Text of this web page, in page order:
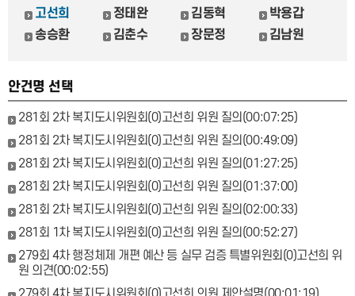
고선희
정태완 김동혁
박용갑
송승환
김춘수 장문정 김남원
안건명 선택
281회 2차 복지도시위원회(0)고선희 위원 질의(00:07:25)
281회 2차 복지도시위원회(0)고선희 위원 질의(00:49:09)
281회 2차 복지도시위원회(0)고선희 위원 질의(01:27:25)
281회 2차 복지도시위원회(0)고선희 위원 질의(01:37:00)
281회 2차 복지도시위원회(0)고선희 위원 질의(02:00:33)
281회 1차 복지도시위원회(0)고선희 위원 질의(00:52:27)
279회 4차 행정체제 개편 예산 등 실무 검증 특별위원회(0)고선희 위
원 의견(00:02:55)